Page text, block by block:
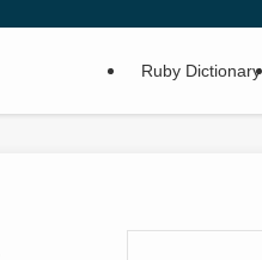
Ruby Dictionary